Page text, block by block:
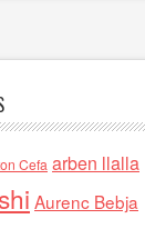
Cefa arben llalla
Aurenc Bebja